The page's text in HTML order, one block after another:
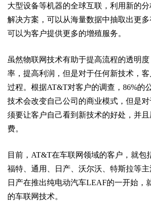
大型设备等机器的全球互联，利用新的
解决方案，可以从海量数据中抽取出更
可以为客户提供更多的增殖服务。
虽然物联网技术有助于提高流程的透明
率，提高利润，但是对于任何新技术，
过程。根据AT&T对客户的调查，86%的
技术会改变自己公司的商业模式，但是
须要让客户自己看到新技术的好处，并
费。
目前，AT&T在车联网领域的客户，就包
福特、通用、日产、沃尔沃、特斯拉等
日产在推出纯电动汽车LEAF的一开始，
的车联网技术。